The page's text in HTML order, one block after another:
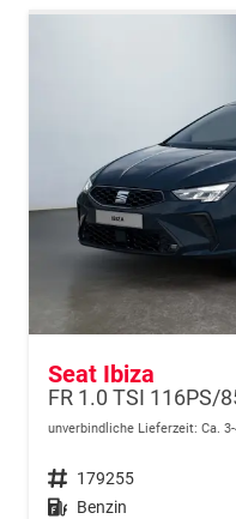
Seat Ibiza
FR 1.0 TSI 116PS/
unverbindliche Lieferzeit: Ca.
Fahrzeugnr. 179255
Kraftstoff Benzin